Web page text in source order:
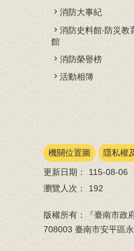
消防大事紀
消防史料館‧防災教
館
消防榮譽榜
活動相簿
機關位置圖 隱私權
更新日期： 115-08-06
瀏覽人次： 192
版權所有：『臺南市政
708003 臺南市安平區